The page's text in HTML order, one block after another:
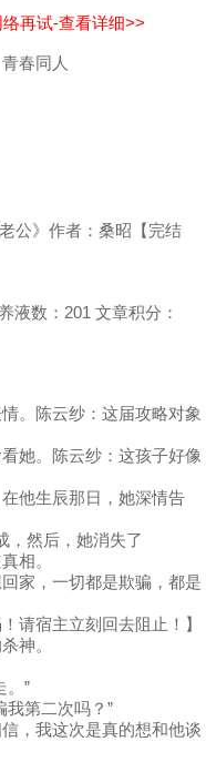
再试-查看详细>>
青春同人
公》作者：桑昭【完结
液数：201 文章积分：
。陈云纱：这届攻略对象
她。陈云纱：这孩子好像
他生辰那日，她深情告
然后，她消失了
相。
家，一切都是欺骗，都是
宿主立刻回去阻止！】
神。
”
第二次吗？”
，我这次是真的想和他谈